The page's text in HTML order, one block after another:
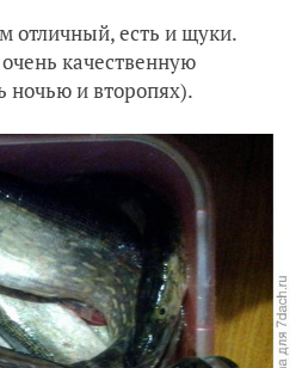
отличный, есть и щуки.
качественную
ночью и второпях).